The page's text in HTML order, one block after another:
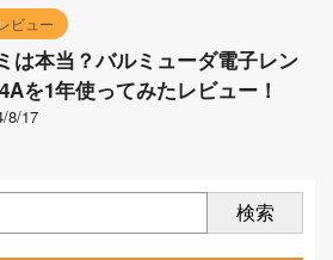
ビュー
は本当？バルミューダ電子レン
を1年使ってみたレビュー！
8/17
検索